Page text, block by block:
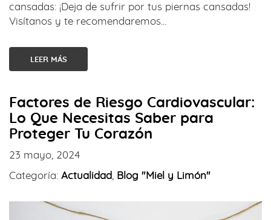
cansadas: ¡Deja de sufrir por tus piernas cansadas!
Visítanos y te recomendaremos…
LEER MÁS
Factores de Riesgo Cardiovascular:
Lo Que Necesitas Saber para
Proteger Tu Corazón
23 mayo, 2024
Categoría: Actualidad Blog "Miel y Limón"